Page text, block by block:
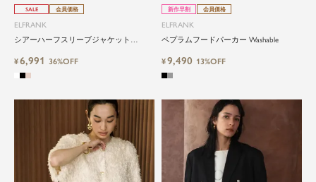
SALE 会員価格
ELFRANK
シアーハーフスリーブジャケット
¥6,991 36%OFF
新作早割 会員価格
ELFRANK
ペプラムフードパーカー Washable
¥9,490 13%OFF